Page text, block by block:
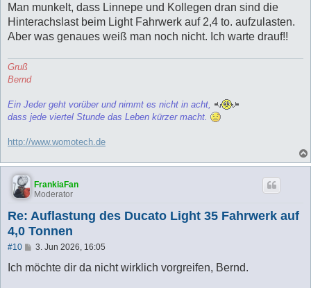
Man munkelt, dass Linnepe und Kollegen dran sind die
Hinterachslast beim Light Fahrwerk auf 2,4 to. aufzulasten.
Aber was genaues weiß man noch nicht. Ich warte drauf!!
Gruß
Bernd
Ein Jeder geht vorüber und nimmt es nicht in acht,
dass jede viertel Stunde das Leben kürzer macht.
http://www.womotech.de
FrankiaFan
Moderator
Re: Auflastung des Ducato Light 35 Fahrwerk auf
4,0 Tonnen
#10
B
i
3. Jun 2026, 16:05
Ich möchte dir da nicht wirklich vorgreifen, Bernd.